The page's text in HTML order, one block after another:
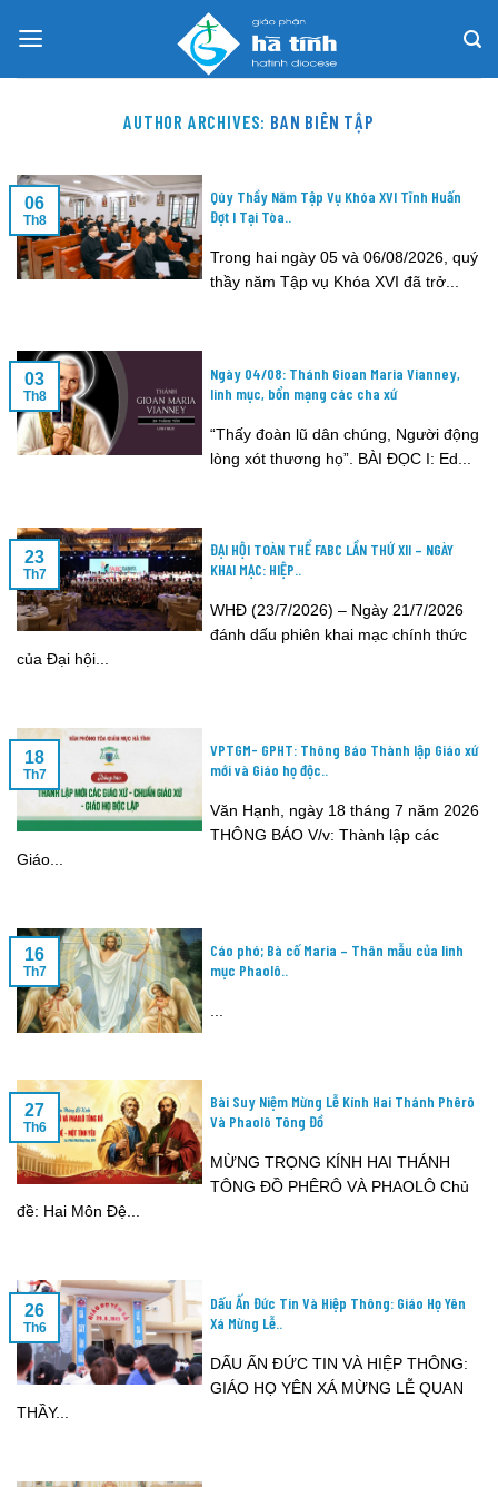
AUTHOR ARCHIVES: BAN BIÊN TẬP
Qúy Thầy Năm Tập Vụ Khóa XVI Tĩnh Huấn
Đợt I Tại Tòa..
Trong hai ngày 05 và 06/08/2026, quý
thầy năm Tập vụ Khóa XVI đã trở...
06
Th8
Ngày 04/08: Thánh Gioan Maria Vianney,
linh mục, bổn mạng các cha xứ
“Thấy đoàn lũ dân chúng, Người động
lòng xót thương họ”. BÀI ĐỌC I: Ed...
03
Th8
ĐẠI HỘI TOÀN THỂ FABC LẦN THỨ XII – NGÀY
KHAI MẠC: HIỆP..
WHĐ (23/7/2026) – Ngày 21/7/2026
đánh dấu phiên khai mạc chính thức
của Đại hội...
23
Th7
VPTGM- GPHT: Thông Báo Thành lập Giáo xứ
mới và Giáo họ độc..
Văn Hạnh, ngày 18 tháng 7 năm 2026
THÔNG BÁO V/v: Thành lập các
Giáo...
18
Th7
Cáo phó; Bà cố Maria – Thân mẫu của linh
mục Phaolô..
16
Th7
Bài Suy Niệm Mừng Lễ Kính Hai Thánh Phêrô
Và Phaolô Tông Đồ
MỪNG TRỌNG KÍNH HAI THÁNH
TÔNG ĐỒ PHÊRÔ VÀ PHAOLÔ Chủ
đề: Hai Môn Đệ...
27
Th6
Dấu Ấn Đức Tin Và Hiệp Thông: Giáo Họ Yên
Xá Mừng Lễ..
DẤU ẤN ĐỨC TIN VÀ HIỆP THÔNG:
GIÁO HỌ YÊN XÁ MỪNG LỄ QUAN
THẦY...
26
Th6